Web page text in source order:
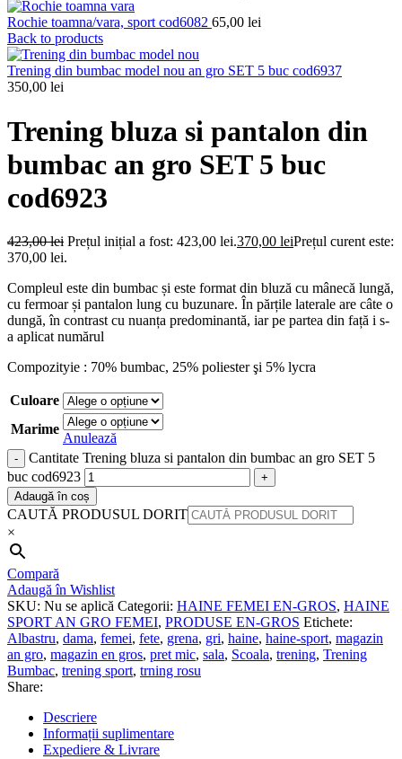
Rochie toamna/vara, sport cod6082 65,00 lei
Back to products
Trening din bumbac model nou an gro SET 5 buc cod6937
350,00 lei
Trening bluza si pantalon din
bumbac an gro SET 5 buc
cod6923
423,00lei Prețul inițial a fost: 423,00 lei.370,00 leiPrețul curent este:
370,00 lei.
Compleul este din bumbac și este format din bluză cu mânecă lungă,
cu fermoar și pantalon lung cu buzunare. În părțile laterale are câte o
dungă, în contrast cu nuanța predominantă, iar pe partea din față i s-
a aplicat numărul
Compozityie : 70% bumbac, 25% poliester şi 5% lycra
Culoare
Marime
Anulează
Cantitate Trening bluza si pantalon din bumbac an gro SET 5
buc cod6923
Adaugă în coș
CAUTĂ PRODUSUL DORIT
×
Compară
Adaugă în Wishlist
SKU: Nu se aplică Categorii: HAINE FEMEI EN-GROS, HAINE
SPORT AN GRO FEMEI, PRODUSE EN-GROS Etichete:
Albastru, dama, femei, fete, grena, gri, haine, haine-sport, magazin
an gro, magazin en gros, pret mic, sala, Scoala, trening, Trening
Bumbac, trening sport, trning rosu
Share:
Descriere
Informații suplimentare
Expediere & Livrare